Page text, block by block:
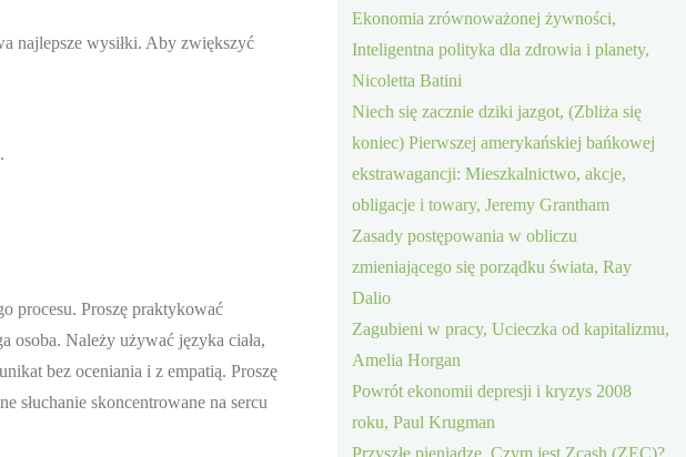
najlepsze wysiłki. Aby zwiększyć
procesu. Proszę praktykować
osoba. Należy używać języka ciała,
bez oceniania i z empatią. Proszę
słuchanie skoncentrowane na sercu
Ekonomia zrównoważonej żywności,
Inteligentna polityka dla zdrowia i planety,
Nicoletta Batini
Niech się zacznie dziki jazgot, (Zbliża się
koniec) Pierwszej amerykańskiej bańkowej
ekstrawagancji: Mieszkalnictwo, akcje,
obligacje i towary, Jeremy Grantham
Zasady postępowania w obliczu
zmieniającego się porządku świata, Ray
Dalio
Zagubieni w pracy, Ucieczka od kapitalizmu,
Amelia Horgan
Powrót ekonomii depresji i kryzys 2008
roku, Paul Krugman
Przyszłe pieniądze, Czym jest Zcash (ZEC)?,